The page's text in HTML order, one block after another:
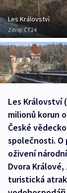
Les Království
Zdroj: ČT24
Les Království
milionů korun
České
společnosti. O
oživení
Dvora
turistická